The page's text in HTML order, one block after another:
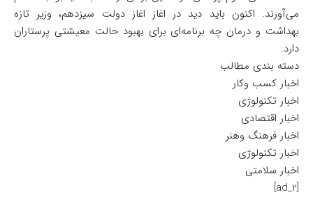
می‌آورند. اکنون باید دید در اغاز اغاز دولت سیزدهم، وزیر تازه
بهداشت و درمان چه برنامه‌ای برای بهبود حالت معیشتی پرستاران
دارد.
دسته بندی مطالب
اخبار کسب وکار
اخبار تکنولوژی
اخبار اقتصادی
اخبار فرهنگ وهنر
اخبار تکنولوژی
اخبار سلامتی
[ad_2]